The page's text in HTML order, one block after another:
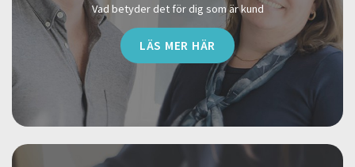
Vad betyder det för dig som är kund
LÄS MER HÄR